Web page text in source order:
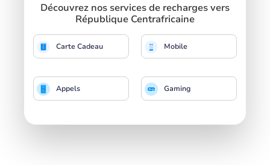
Découvrez nos services de recharges vers
République Centrafricaine
Carte Cadeau Mobile
Appels Gaming